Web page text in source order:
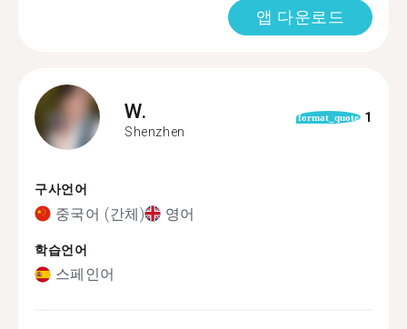
앱 다운로드
W.
Shenzhen
format_quote 1
구사언어
중국어 (간체) 영어
학습언어
스페인어